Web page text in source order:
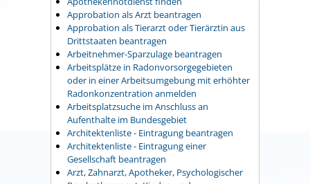
Approbation als Arzt beantragen
Approbation als Tierarzt oder Tierärztin aus
Drittstaaten beantragen
Arbeitnehmer-Sparzulage beantragen
Arbeitsplätze in Radonvorsorgegebieten
oder in einer Arbeitsumgebung mit erhöhter
Radonkonzentration anmelden
Arbeitsplatzsuche im Anschluss an
Aufenthalte im Bundesgebiet
Architektenliste - Eintragung beantragen
Architektenliste - Eintragung einer
Gesellschaft beantragen
Arzt, Zahnarzt, Apotheker, Psychologischer